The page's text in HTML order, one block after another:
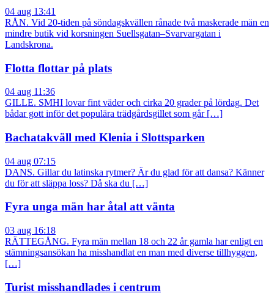
04 aug 13:41
RÅN. Vid 20-tiden på söndagskvällen rånade två maskerade män en
mindre butik vid korsningen Suellsgatan–Svarvargatan i
Landskrona.
Flotta flottar på plats
04 aug 11:36
GILLE. SMHI lovar fint väder och cirka 20 grader på lördag. Det
bådar gott inför det populära trädgårdsgillet som går […]
Bachatakväll med Klenia i Slottsparken
04 aug 07:15
DANS. Gillar du latinska rytmer? Är du glad för att dansa? Känner
du för att släppa loss? Då ska du […]
Fyra unga män har åtal att vänta
03 aug 16:18
RÄTTEGÅNG. Fyra män mellan 18 och 22 år gamla har enligt en
stämningsansökan ha misshandlat en man med diverse tillhyggen,
[…]
Turist misshandlades i centrum